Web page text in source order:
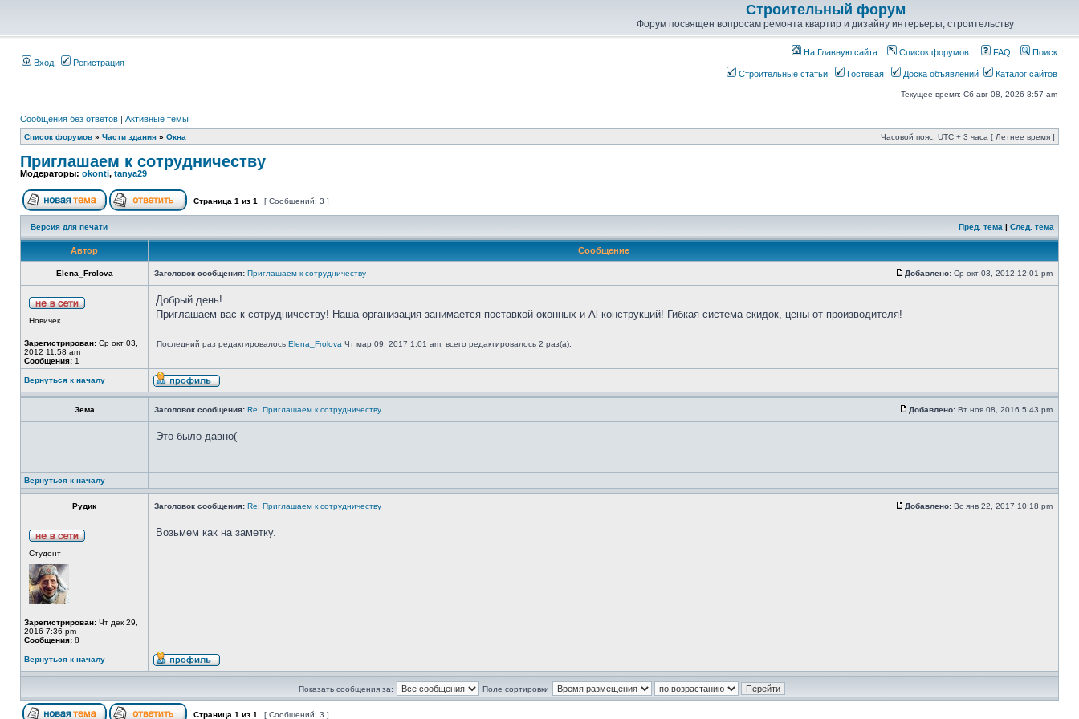
Строительный форум
Форум посвящен вопросам ремонта квартир и дизайну интерьеры, строительству
Вход Регистрация
На Главную сайта Список форумов FAQ Поиск
Строительные статьи Гостевая Доска объявлений Каталог сайтов
Текущее время: Сб авг 08, 2026 8:57 am
Сообщения без ответов | Активные темы
Список форумов » Части здания » Окна Часовой пояс: UTC + 3 часа [ Летнее время ]
Приглашаем к сотрудничеству
Модераторы: okonti, tanya29
Страница 1 из 1 [ Сообщений: 3 ]
Версия для печати Пред. тема | След. тема
Автор Сообщение
Elena_Frolova Заголовок сообщения: Приглашаем к сотрудничеству Добавлено: Ср окт 03, 2012 12:01 pm
Новичек
Зарегистрирован: Ср окт 03,
2012 11:58 am
Сообщения: 1
Добрый день!
Приглашаем вас к сотрудничеству! Наша организация занимается поставкой оконных и Al конструкций! Гибкая система скидок, цены от производителя!
Последний раз редактировалось Elena_Frolova Чт мар 09, 2017 1:01 am, всего редактировалось 2 раз(а).
Вернуться к началу
Зема Заголовок сообщения: Re: Приглашаем к сотрудничеству Добавлено: Вт ноя 08, 2016 5:43 pm
Это было давно(
Вернуться к началу
Рудик Заголовок сообщения: Re: Приглашаем к сотрудничеству Добавлено: Вс янв 22, 2017 10:18 pm
Студент
Зарегистрирован: Чт дек 29,
2016 7:36 pm
Сообщения: 8
Возьмем как на заметку.
Вернуться к началу
Показать сообщения за: Поле сортировки
Страница 1 из 1 [ Сообщений: 3 ]